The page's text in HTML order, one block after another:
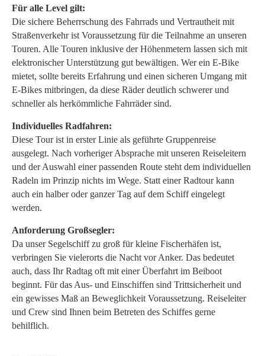
Für alle Level gilt:
Die sichere Beherrschung des Fahrrads und Vertrautheit mit
Straßenverkehr ist Voraussetzung für die Teilnahme an unseren
Touren. Alle Touren inklusive der Höhenmetern lassen sich mit
elektronischer Unterstützung gut bewältigen. Wer ein E-Bike
mietet, sollte bereits Erfahrung und einen sicheren Umgang mit
E-Bikes mitbringen, da diese Räder deutlich schwerer und
schneller als herkömmliche Fahrräder sind.
Individuelles Radfahren:
Diese Tour ist in erster Linie als geführte Gruppenreise
ausgelegt. Nach vorheriger Absprache mit unseren Reiseleitern
und der Auswahl einer passenden Route steht dem individuellen
Radeln im Prinzip nichts im Wege. Statt einer Radtour kann
auch ein halber oder ganzer Tag auf dem Schiff eingelegt
werden.
Anforderung Großsegler:
Da unser Segelschiff zu groß für kleine Fischerhäfen ist,
verbringen Sie vielerorts die Nacht vor Anker. Das bedeutet
auch, dass Ihr Radtag oft mit einer Überfahrt im Beiboot
beginnt. Für das Aus- und Einschiffen sind Trittsicherheit und
ein gewisses Maß an Beweglichkeit Voraussetzung. Reiseleiter
und Crew sind Ihnen beim Betreten des Schiffes gerne
behilflich.